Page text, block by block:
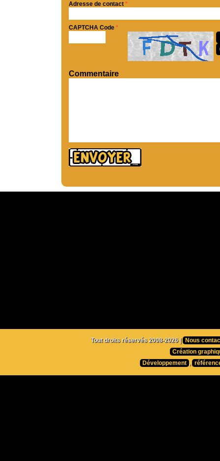
Adresse de contact *
CAPTCHA Code *
Commentaire
Tout droits réservés 2008-2026 |
Nous
Création
Développement ,